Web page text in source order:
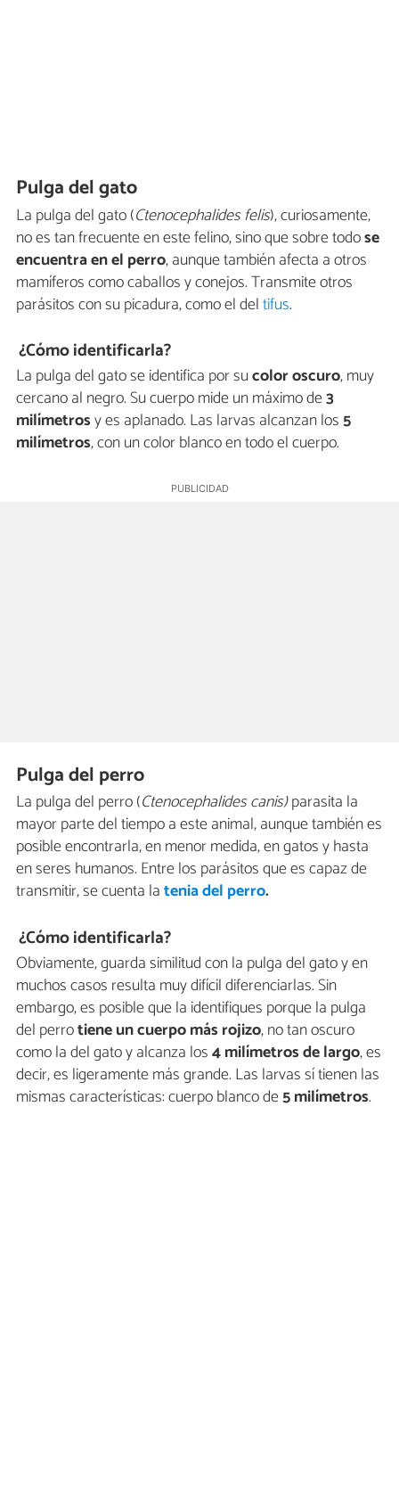
Pulga del gato
La pulga del gato (Ctenocephalides felis), curiosamente,
no es tan frecuente en este felino, sino que sobre todose
encuentra en el perro, aunque también afecta a otros
mamíferos como caballos y conejos. Transmite otros
parásitos con su picadura, como el deltifus.
¿Cómo identificarla?
La pulga del gato se identifica por sucolor oscuro, muy
cercano al negro. Su cuerpo mide un máximo de3
milímetrosy es aplanado. Las larvas alcanzan los5
milímetros, con un color blanco en todo el cuerpo.
Pulga del perro
La pulga del perro (Ctenocephalides canis)parasita la
mayor parte del tiempo a este animal, aunque también es
posible encontrarla, en menor medida, en gatos y hasta
en seres humanos. Entre los parásitos que es capaz de
transmitir, se cuenta latenia del perro.
¿Cómo identificarla?
Obviamente, guarda similitud con la pulga del gato y en
muchos casos resulta muy difícil diferenciarlas. Sin
embargo, es posible que la identifiques porque la pulga
del perrotiene un cuerpo más rojizo, no tan oscuro
como la del gato y alcanza los4 milímetros de largo, es
decir, es ligeramente más grande. Las larvas sí tienen las
mismas características: cuerpo blanco de5 milímetros.